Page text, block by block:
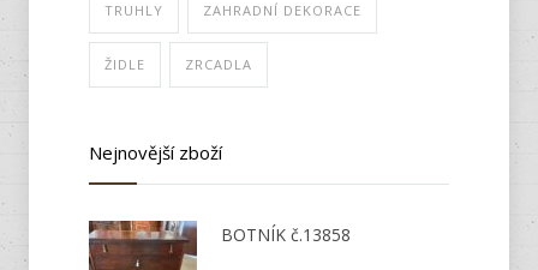
TRUHLY ZAHRADNÍ DEKORACE
ŽIDLE ZRCADLA
Nejnovější zboží
BOTNÍK č.13858